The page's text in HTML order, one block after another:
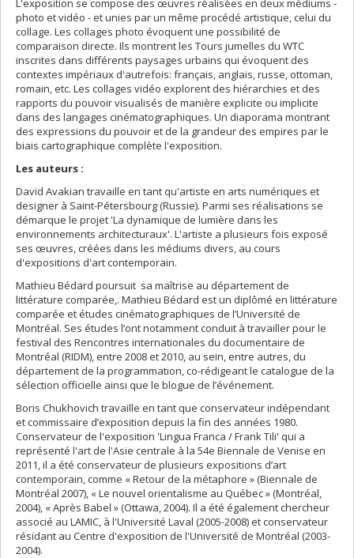
L'exposition se compose des œuvres réalisées en deux médiums -
photo et vidéo - et unies par un même procédé artistique, celui du
collage. Les collages photo évoquent une possibilité de
comparaison directe. Ils montrent les Tours jumelles du WTC
inscrites dans différents paysages urbains qui évoquent des
contextes impériaux d'autrefois: français, anglais, russe, ottoman,
romain, etc. Les collages vidéo explorent des hiérarchies et des
rapports du pouvoir visualisés de manière explicite ou implicite
dans des langages cinématographiques. Un diaporama montrant
des expressions du pouvoir et de la grandeur des empires par le
biais cartographique complète l'exposition.
Les auteurs :
David Avakian travaille en tant qu'artiste en arts numériques et
designer à Saint-Pétersbourg (Russie). Parmi ses réalisations se
démarque le projet 'La dynamique de lumière dans les
environnements architecturaux'. L'artiste a plusieurs fois exposé
ses œuvres, créées dans les médiums divers, au cours
d'expositions d'art contemporain.
Mathieu Bédard poursuit sa maîtrise au département de
littérature comparée,. Mathieu Bédard est un diplômé en littérature
comparée et études cinématographiques de l’Université de
Montréal. Ses études l’ont notamment conduit à travailler pour le
festival des Rencontres internationales du documentaire de
Montréal (RIDM), entre 2008 et 2010, au sein, entre autres, du
département de la programmation, co-rédigeant le catalogue de la
sélection officielle ainsi que le blogue de l’événement.
Boris Chukhovich travaille en tant que conservateur indépendant
et commissaire d’exposition depuis la fin des années 1980.
Conservateur de l'exposition 'Lingua Franca / Frank Tili' qui a
représenté l'art de l'Asie centrale à la 54e Biennale de Venise en
2011, il a été conservateur de plusieurs expositions d’art
contemporain, comme « Retour de la métaphore » (Biennale de
Montréal 2007), « Le nouvel orientalisme au Québec » (Montréal,
2004), « Après Babel » (Ottawa, 2004). Il a été également chercheur
associé au LAMIC, à l'Université Laval (2005-2008) et conservateur
résidant au Centre d'exposition de l'Université de Montréal (2003-
2004).